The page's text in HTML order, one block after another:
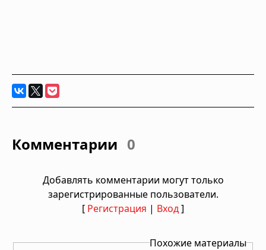
Комментарии 0
Добавлять комментарии могут только
зарегистрированные пользователи.
[ Регистрация | Вход]
Похожие материалы